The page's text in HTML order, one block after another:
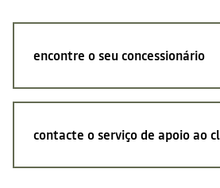
encontre o seu concessionário
contacte o serviço de apoio ao